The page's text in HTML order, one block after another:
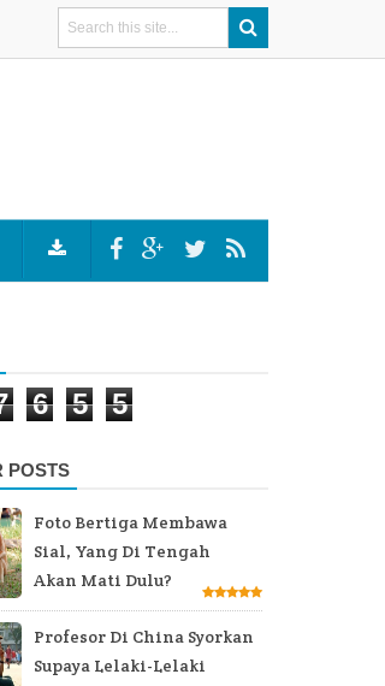
6 5 5
POSTS
Foto Bertiga Membawa
Sial, Yang Di Tengah
Akan Mati Dulu?
Profesor Di China Syorkan
Supaya Lelaki-Lelaki